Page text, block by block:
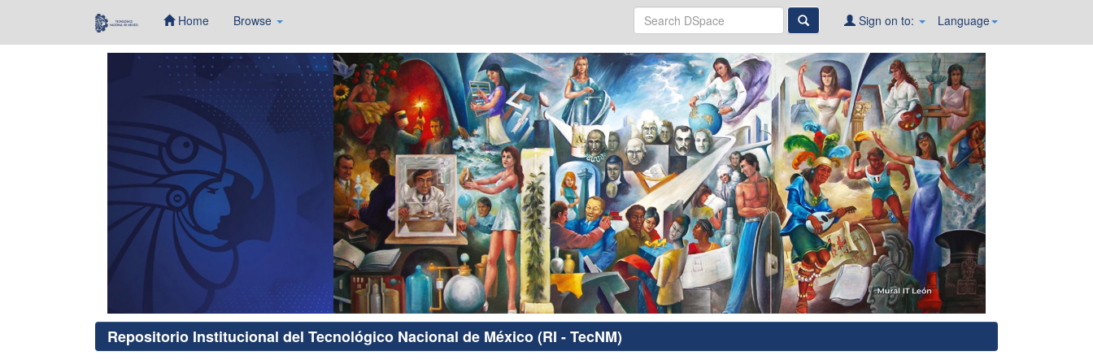
Home Browse Language
Sign on to:
Repositorio Institucional del Tecnológico Nacional de México (RI - TecNM)